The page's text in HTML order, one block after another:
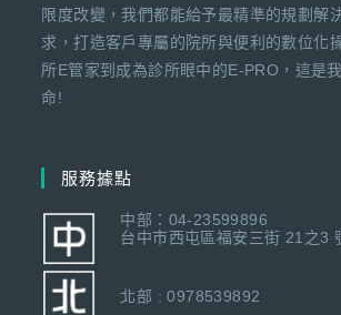
限度改變，我們都能給予最精準的規劃解
求，打造客戶專屬的院所與便利的數位化
所E管家到成為診所眼中的E-PRO，這是
命!
服務據點
中部：04-23599896
台中市西屯區福安三街 21之3
北部 : 0978539892